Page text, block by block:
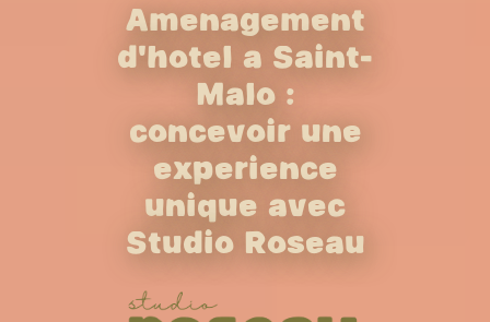
Aménagement
d'hôtel à Saint-
Malo :
concevoir une
expérience
unique avec
Studio Roseau